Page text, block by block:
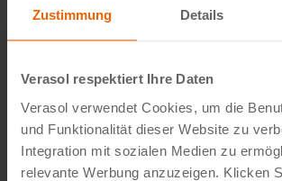
Zustimmung Details
Verasol respektiert Ihre Daten
Verasol verwendet Cookies, um die
und Funktionalität dieser Website zu
Integration mit sozialen Medien zu
relevante Werbung anzuzeigen. Klicken
Was bieten wir?
Wir bieten Ihnen ein gute und
Eine anspruchsvolle Arbeit in einem
gesunden und schnell wachsenden
Einen flexiblen Einsatz nach
Kontaktieren Sie uns!